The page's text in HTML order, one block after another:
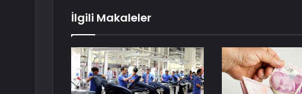
İlgili Makaleler